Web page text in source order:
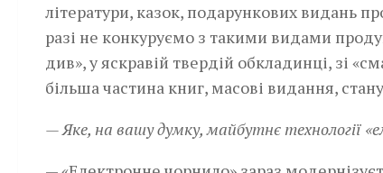
літератури, казок, подарункових видань
разі не конкуруємо з такими видами
див», у яскравій твердій обкладинці, зі
більша частина книг, масові видання,
— Яке, на вашу думку, майбутнє технології